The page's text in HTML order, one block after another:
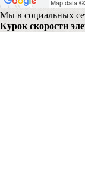
Мы в социальных
Курок скорости